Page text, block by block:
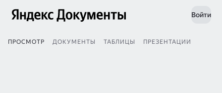
Войти
ПРОСМОТР ДОКУМЕНТЫ ТАБЛИЦЫ ПРЕЗЕНТАЦИИ